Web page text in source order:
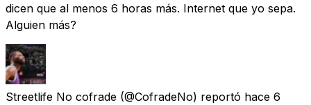
dicen que al menos 6 horas más. Internet que yo sepa.
Alguien más?
Streetlife No cofrade (@CofradeNo) reportó hace 6